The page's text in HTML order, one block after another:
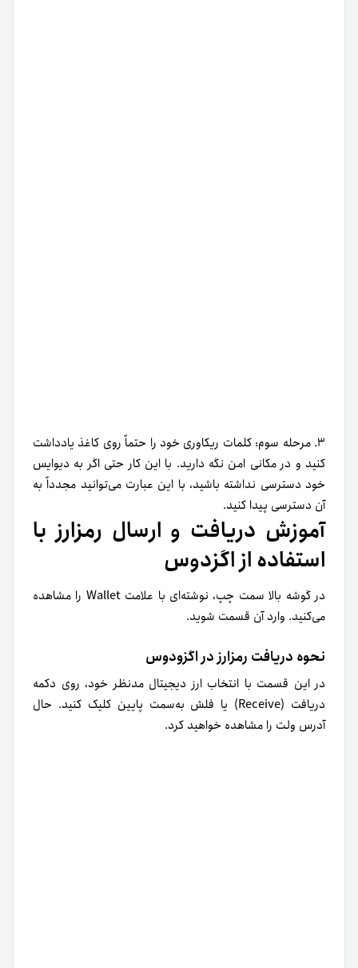
۳. مرحله سوم:
کلمات ریکاوری خود را حتماً روی کاغذ یادداشت
کنید و در مکانی امن نگه دارید. با این کار حتی اگر به دیوایس
خود دسترسی نداشته باشید، با این عبارت می‌توانید مجدداً به
آن دسترسی پیدا کنید.
آموزش دریافت و ارسال رمزارز با
استفاده از اگزدوس
در گوشه‌ بالا سمت چپ، نوشته‌ای با علامت Wallet را مشاهده
می‌کنید. وارد آن قسمت شوید.
نحوه دریافت رمزارز در اگزودوس
در این قسمت با انتخاب ارز دیجیتال مدنظر خود، روی دکمه‌
دریافت (Receive) یا فلش به‌سمت پایین کلیک کنید. حال
آدرس ولت را مشاهده خواهید کرد.